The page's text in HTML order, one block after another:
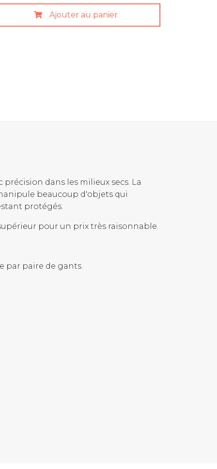
Ajouter au panier
dans les milieux secs. La
beaucoup d'objets qui
protégés.
pour un prix très raisonnable.
par paire de gants.